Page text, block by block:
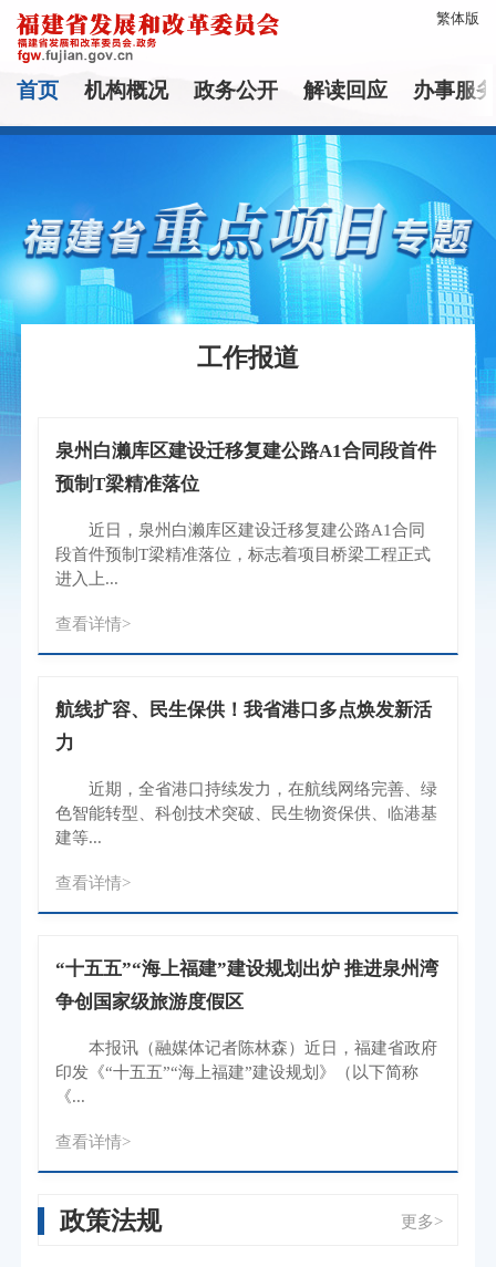
繁体版
首页 机构概况 政务公开 解读回应 办事服
工作报道
泉州白濑库区建设迁移复建公路A1合同段首件
预制T梁精准落位
近日，泉州白濑库区建设迁移复建公路A1合同
段首件预制T梁精准落位，标志着项目桥梁工程正式
进入上...
查看详情>
航线扩容、民生保供！我省港口多点焕发新活
力
近期，全省港口持续发力，在航线网络完善、绿
色智能转型、科创技术突破、民生物资保供、临港基
建等...
查看详情>
“十五五”“海上福建”建设规划出炉 推进泉州湾
争创国家级旅游度假区
本报讯（融媒体记者陈林森）近日，福建省政府
印发《“十五五”“海上福建”建设规划》（以下简称
《...
查看详情>
政策法规 更多>